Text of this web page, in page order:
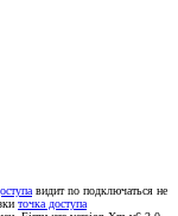
видит no подключаться не
точка доступа